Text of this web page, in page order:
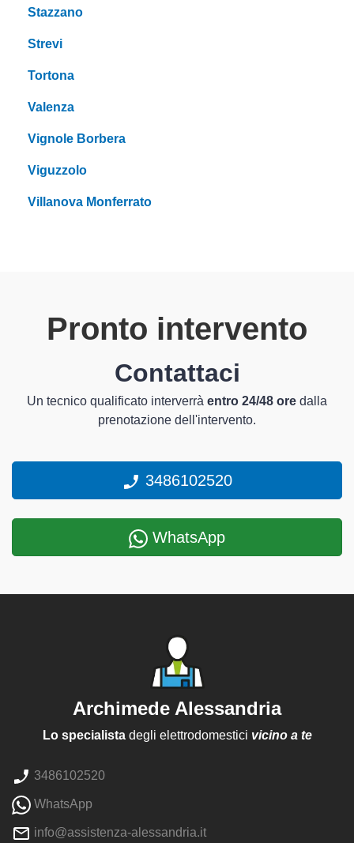
Stazzano
Strevi
Tortona
Valenza
Vignole Borbera
Viguzzolo
Villanova Monferrato
Pronto intervento
Contattaci
Un tecnico qualificato interverrà entro 24/48 ore dalla
prenotazione dell'intervento.
3486102520
WhatsApp
Archimede Alessandria
Lo specialistadegli elettrodomestici vicino a te
3486102520
WhatsApp
info@assistenza-alessandria.it